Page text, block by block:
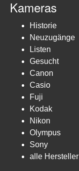
Kameras
Historie
Neuzugänge
Listen
Gesucht
Canon
Casio
Fuji
Kodak
Nikon
Olympus
Sony
alle Hersteller